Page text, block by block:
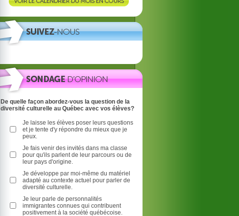
De quelle façon abordez-vous la question de la
diversité culturelle au Québec avec vos élèves?
Je laisse les élèves poser leurs questions
et je tente d'y répondre du mieux que je
peux.
Je fais venir des invités dans ma classe
pour qu'ils parlent de leur parcours ou de
leur pays d'origine.
Je développe par moi-même du matériel
adapté au contexte actuel pour parler de
diversité culturelle.
Je leur parle de personnalités
immigrantes connues qui contribuent
positivement à la société québécoise.